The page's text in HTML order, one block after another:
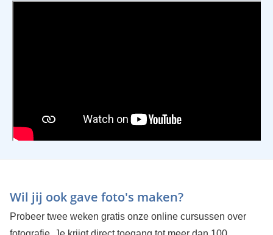
Wil jij ook gave foto's maken?
Probeer twee weken gratis onze online cursussen over